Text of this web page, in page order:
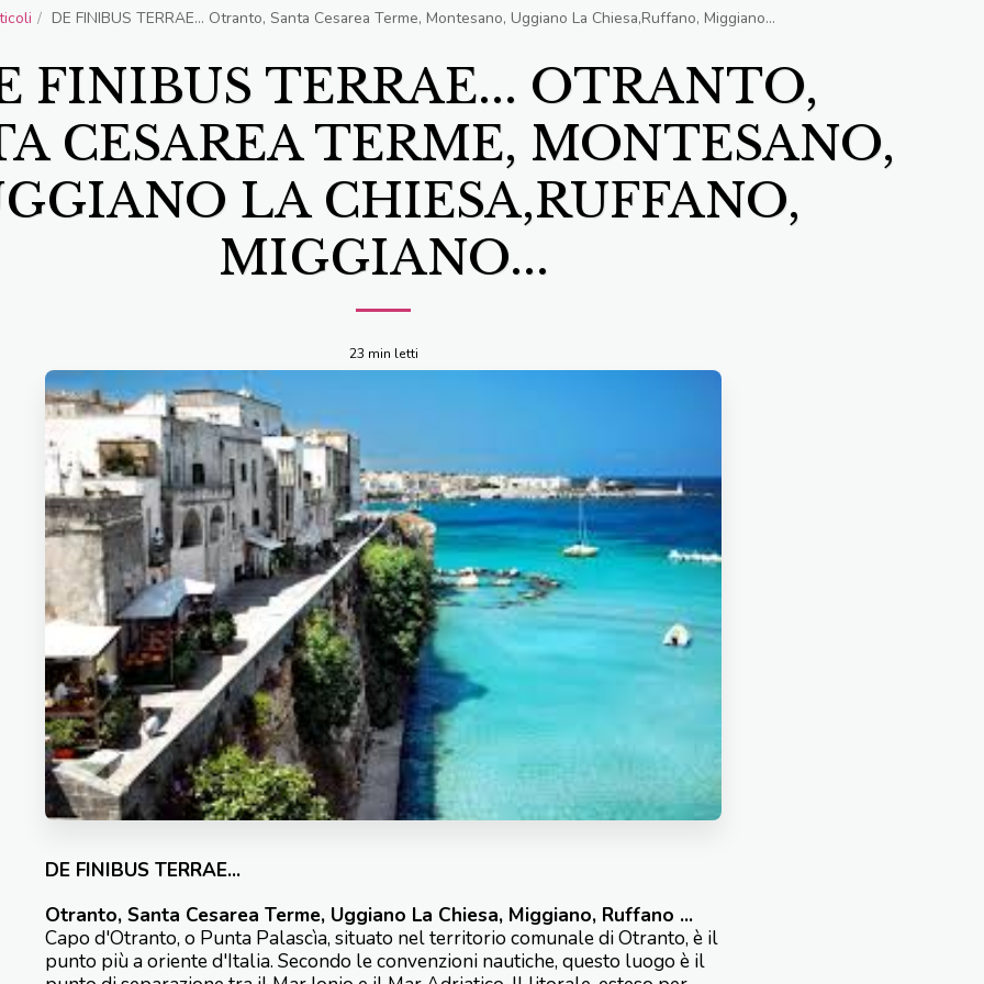
DE FINIBUS TERRAE... Otranto, Santa Cesarea Terme, Montesano, Uggiano La Chiesa,Ruffano, Miggiano...
FINIBUS TERRAE... OTRANTO,
CESAREA TERME, MONTESANO,
LA CHIESA,RUFFANO,
MIGGIANO...
23 min letti
DE FINIBUS TERRAE...
Otranto, Santa Cesarea Terme, Uggiano La Chiesa, Miggiano, Ruffano ...
Capo d'Otranto, o Punta Palascìa, situato nel territorio comunale di Otranto, è il
punto più a oriente d'Italia. Secondo le convenzioni nautiche, questo luogo è il